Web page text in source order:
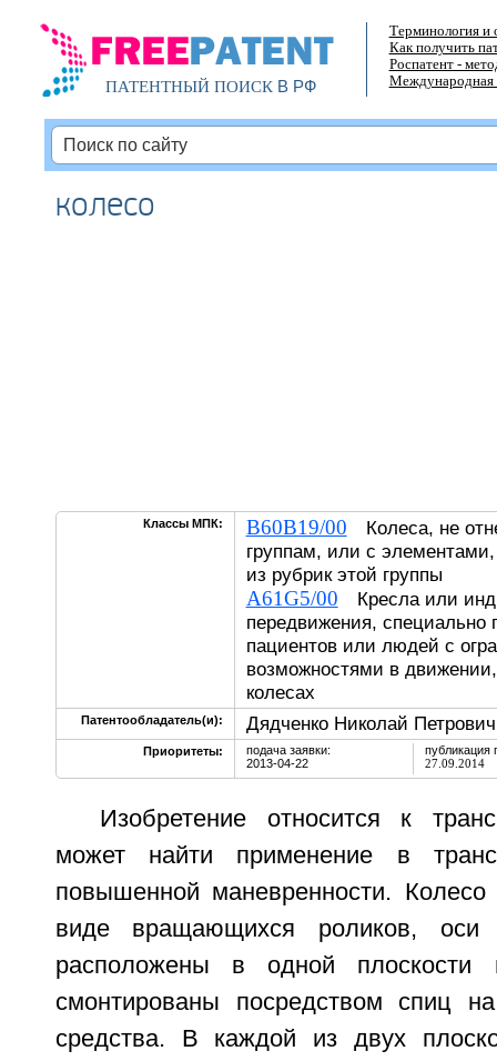
ПАТЕНТНЫЙ ПОИСКВ РФ
Терминология и
Как получить
Роспатент -
Международная
колесо
Классы МПК: B60B19/00 Колеса, не
группам, или с
из рубрик этой группы
A61G5/00 Кресла или
передвижения, специально
пациентов или людей с
возможностями в
колесах
Патентообладатель(и): Дядченко Николай
Приоритеты:
подача заявки:
2013-04-22
публикация
27.09.2014
Изобретение относится к
может найти применение в
повышенной маневренности.
виде вращающихся роликов, оси
расположены в одной
смонтированы посредством спиц
средства. В каждой из двух